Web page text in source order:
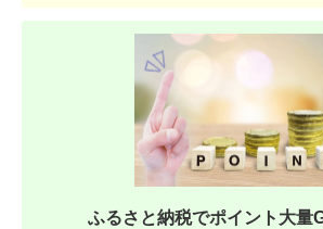
ふるさと納税でポイント大量